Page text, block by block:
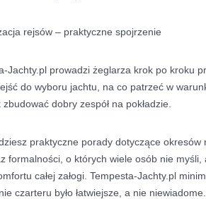
rejsów – praktyczne spojrzenie
Jachty.pl prowadzi żeglarza krok po kroku
do wyboru jachtu, na co patrzeć w
dobry zespół na pokładzie.
praktyczne porady dotyczące okresów
formalności, o których wiele osób nie
całej załogi. Tempesta-Jachty.pl
czarteru było łatwiejsze, a nie niewiadome.